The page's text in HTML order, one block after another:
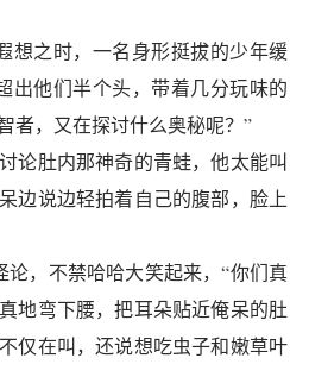
想之时，一名身形挺拔的少年缓
出他们半个头，带着几分玩味的
者，又在探讨什么奥秘呢？”
论肚内那神奇的青蛙，他太能叫
边说边轻拍着自己的腹部，脸上
论，不禁哈哈大笑起来，“你们真
地弯下腰，把耳朵贴近俺呆的肚
仅在叫，还说想吃虫子和嫩草叶